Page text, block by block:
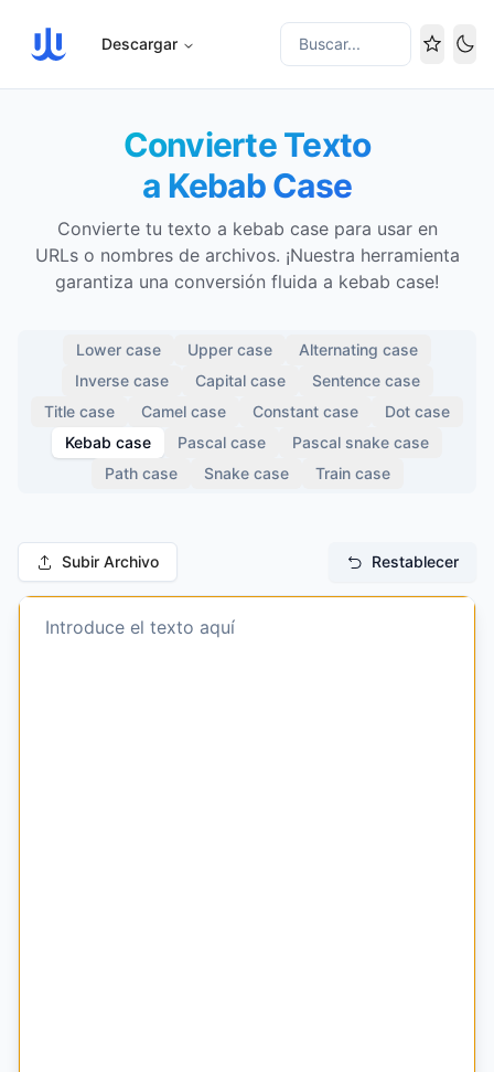
Descargar Buscar...
Convierte Texto
a Kebab Case
Convierte tu texto a kebab case para usar en
URLs o nombres de archivos. ¡Nuestra herramienta
garantiza una conversión fluida a kebab case!
Lower case Upper case
Alternating case
Inverse case
Capital case
Sentence case
Title case
Camel case Constant case
Dot case
Kebab case
Pascal case
Pascal snake case
Path case
Snake case Train case
Subir Archivo Restablecer